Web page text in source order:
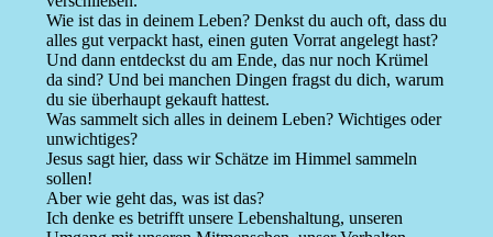
Wie ist das in deinem Leben? Denkst du auch oft, dass du
alles gut verpackt hast, einen guten Vorrat angelegt hast?
Und dann entdeckst du am Ende, das nur noch Krümel
da sind? Und bei manchen Dingen fragst du dich, warum
du sie überhaupt gekauft hattest.
Was sammelt sich alles in deinem Leben? Wichtiges oder
unwichtiges?
Jesus sagt hier, dass wir Schätze im Himmel sammeln
sollen!
Aber wie geht das, was ist das?
Ich denke es betrifft unsere Lebenshaltung, unseren